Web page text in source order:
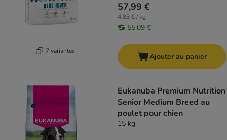
7 variantes
57,99 €
4,83 € / kg
55,09 €
Ajouter au panier
Eukanuba Premium Nutrition
Senior Medium Breed au
poulet pour chien
15 kg